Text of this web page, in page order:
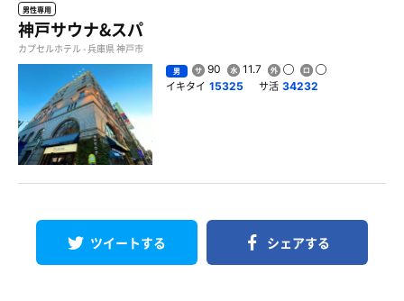
男性専用
神戸サウナ&スパ
カプセルホテル - 兵庫県 神戸市
男 90 11.7
イキタイ 15325 サ活 34232
ツイートする シェアする